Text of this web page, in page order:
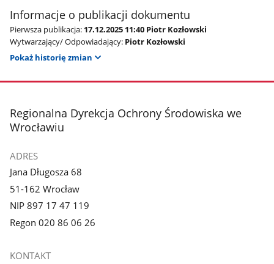
Informacje o publikacji dokumentu
Pierwsza publikacja: 17.12.2025 11:40 Piotr Kozłowski
Wytwarzający/ Odpowiadający: Piotr Kozłowski
Pokaż historię zmian
stopka
Regionalna Dyrekcja Ochrony Środowiska we
Wrocławiu
ADRES
Jana Długosza 68
51-162 Wrocław
NIP 897 17 47 119
Regon 020 86 06 26
KONTAKT